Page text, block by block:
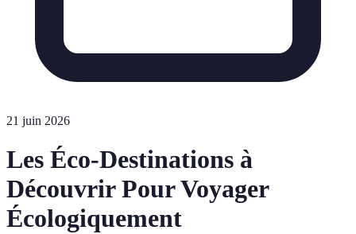
21 juin 2026
Les Éco-Destinations à
Découvrir Pour Voyager
Écologiquement